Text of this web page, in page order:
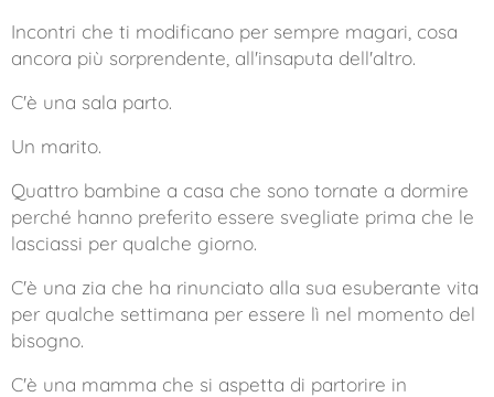
Incontri che ti modificano per sempre magari, cosa
ancora più sorprendente, all'insaputa dell'altro.
C'è una sala parto.
Un marito.
Quattro bambine a casa che sono tornate a dormire
perché hanno preferito essere svegliate prima che le
lasciassi per qualche giorno.
C'è una zia che ha rinunciato alla sua esuberante vita
per qualche settimana per essere lì nel momento del
bisogno.
C'è una mamma che si aspetta di partorire in